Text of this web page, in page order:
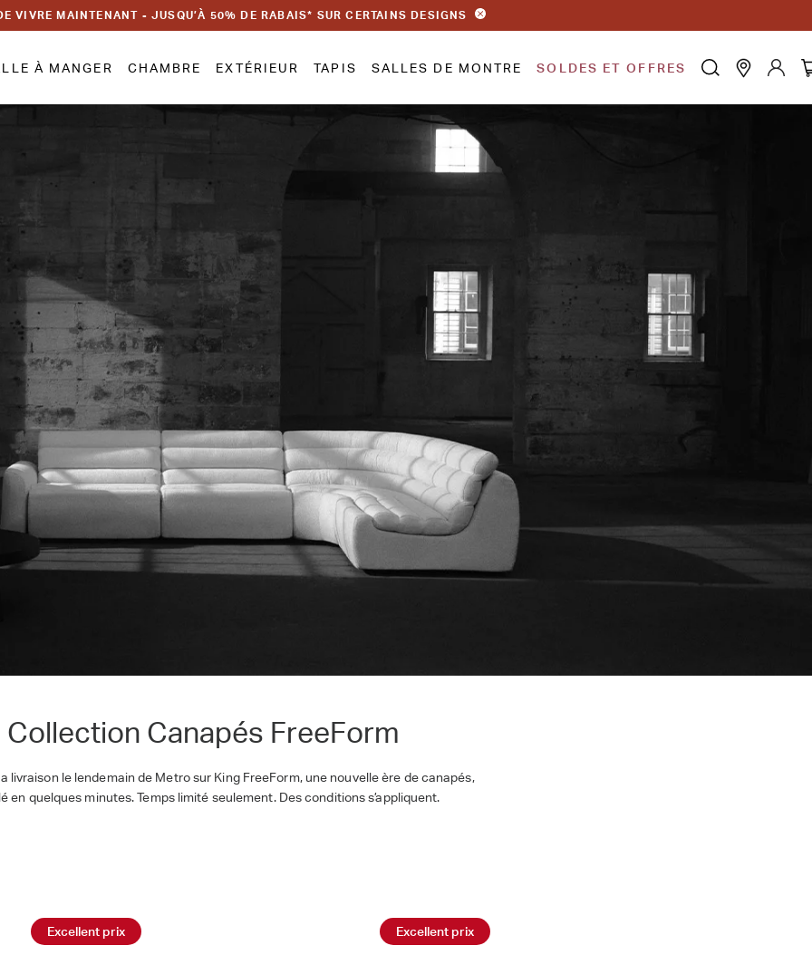
VIVRE MAINTENANT - JUSQU’À 50% DE RABAIS* SUR CERTAINS DESIGNS
À MANGER CHAMBRE EXTÉRIEUR TAPIS SALLES DE MONTRE SOLDES ET OFFRES
Collection Canapés FreeForm
livraison le lendemain de Metro sur King FreeForm, une nouvelle ère de canapés,
en quelques minutes. Temps limité seulement. Des conditions s’appliquent.
Excellent prix Excellent prix